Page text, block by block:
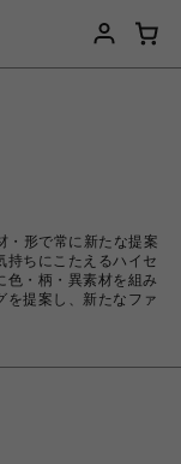
・形で常に新たな提案
持ちにこたえるハイセ
色・柄・異素材を組み
を提案し、新たなファ